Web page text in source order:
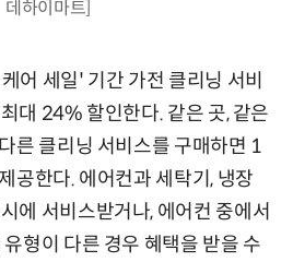
데하이마트]
어 세일' 기간 가전 클리닝 서비
대 24% 할인한다. 같은 곳, 같은
른 클리닝 서비스를 구매하면 1
공한다. 에어컨과 세탁기, 냉장
에 서비스받거나, 에어컨 중에서
형이 다른 경우 혜택을 받을 수